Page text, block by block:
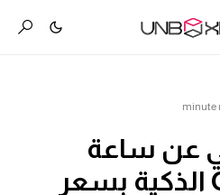
عن ساعة
Oppo Watch 2 الذكية بسعر